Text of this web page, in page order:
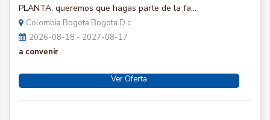
PLANTA, queremos que hagas parte de la fa...
Colombia Bogota Bogota D.c.
2026-08-18 - 2027-08-17
a convenir
Ver Oferta